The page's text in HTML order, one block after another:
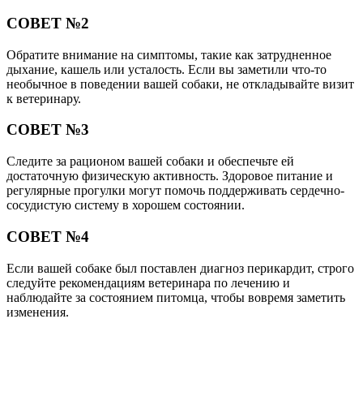
СОВЕТ №2
Обратите внимание на симптомы, такие как затрудненное
дыхание, кашель или усталость. Если вы заметили что-то
необычное в поведении вашей собаки, не откладывайте визит
к ветеринару.
СОВЕТ №3
Следите за рационом вашей собаки и обеспечьте ей
достаточную физическую активность. Здоровое питание и
регулярные прогулки могут помочь поддерживать сердечно-
сосудистую систему в хорошем состоянии.
СОВЕТ №4
Если вашей собаке был поставлен диагноз перикардит, строго
следуйте рекомендациям ветеринара по лечению и
наблюдайте за состоянием питомца, чтобы вовремя заметить
изменения.